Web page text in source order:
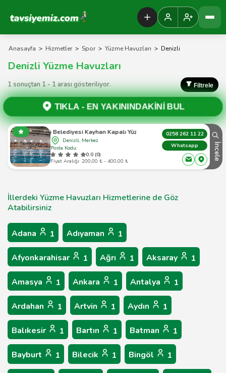
Tavsiyemiz Anasayfa
Anasayfa > Hizmetler > Spor > Yüzme Havuzları > Denizli
Denizli Yüzme Havuzları
1 sonuçtan 1 - 1 arası gösteriliyor. Filtrele
TIKLA -EN YAKININDAKİNİ BUL
Denizli Belediyesi Kayhan Kapalı Yüzme Havuzu
Denizli, Merkez
Posta Kodu:
0.0 (0)
Fiyat Aralığı: 200,00 ₺ - 400,00 ₺
0258 262 11 22
Whatsapp
İncele
İllerdeki Yüzme Havuzları Hizmetlerine de Göz
Atabilirsiniz
Adana 1 Adıyaman 1
Afyonkarahisar 1 Ağrı 1 Aksaray 1
Amasya 1 Ankara 1 Antalya 1
Ardahan 1 Artvin 1 Aydın 1
Balıkesir 1 Bartın 1 Batman 1
Bayburt 1 Bilecik 1 Bingöl 1